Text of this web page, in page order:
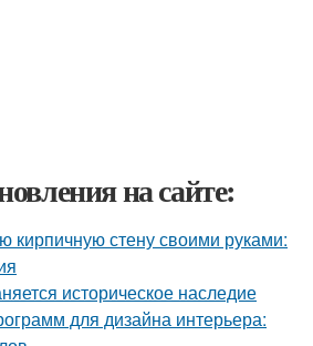
на сайте:
кирпичную стену своими руками:
историческое наследие
для дизайна интерьера: